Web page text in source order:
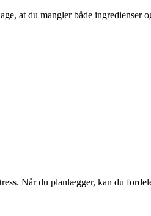
at du mangler både ingredienser
Når du planlægger, kan du